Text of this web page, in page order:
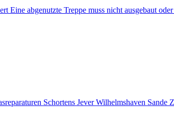
Eine abgenutzte Treppe muss nicht ausgebaut
Schortens Jever Wilhelmshaven